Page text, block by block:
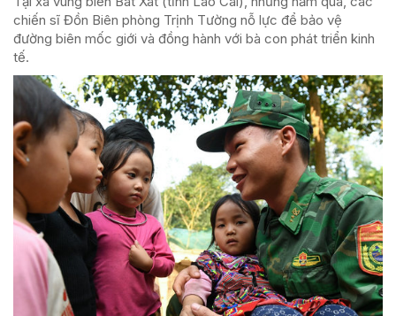
chiến sĩ Đồn Biên phòng Trịnh Tường nỗ lực để bảo vệ
đường biên mốc giới và đồng hành với bà con phát triển kinh
tế.